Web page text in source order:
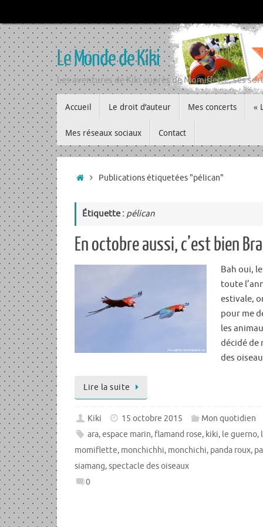
au
contenu
Le Monde de Kiki
Les aventures de Kiki auprès de Momiflette, ses
au
contenu
Accueil Le droit d’auteur Mes concerts «
Mes réseaux sociaux Contact
Accueil
Publications étiquetées "pélican"
Étiquette : pélican
En octobre aussi, c’est bien
Bah oui,
toute
estivale,
pour me
les
décidé de
des
Lire la suite
Kiki 15 octobre 2015
Mon quotidien
ara,espace marin, flamand rose, kiki, le guerno,
momiflette, monchichhi, monchichi, panda roux,
siamang,spectacle des oiseaux
0